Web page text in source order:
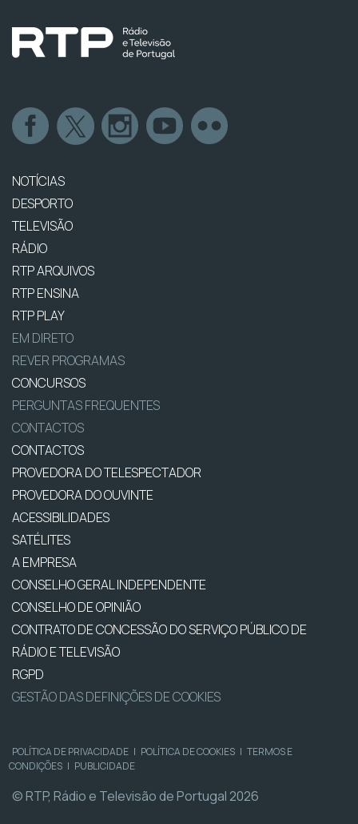
NOTÍCIAS
DESPORTO
TELEVISÃO
RÁDIO
RTP ARQUIVOS
RTP ENSINA
RTP PLAY
EM DIRETO
REVER PROGRAMAS
CONCURSOS
PERGUNTAS FREQUENTES
CONTACTOS
CONTACTOS
PROVEDORA DO TELESPECTADOR
PROVEDORA DO OUVINTE
ACESSIBILIDADES
SATÉLITES
A EMPRESA
CONSELHO GERAL INDEPENDENTE
CONSELHO DE OPINIÃO
CONTRATO DE CONCESSÃO DO SERVIÇO PÚBLICO DE
RÁDIO E TELEVISÃO
RGPD
GESTÃO DAS DEFINIÇÕES DE COOKIES
POLÍTICA DE PRIVACIDADE | POLÍTICA DE COOKIES | TERMOS E
CONDIÇÕES | PUBLICIDADE
© RTP, Rádio e Televisão de Portugal 2026